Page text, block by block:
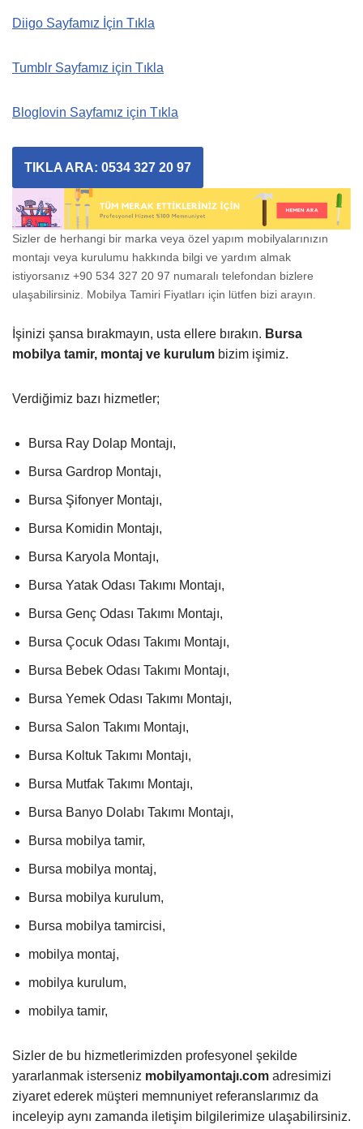
Diigo Sayfamız İçin Tıkla
Tumblr Sayfamız için Tıkla
Bloglovin Sayfamız için Tıkla
TIKLA ARA: 0534 327 20 97
Sizler de herhangi bir marka veya özel yapım mobilyalarınızın
montajı veya kurulumu hakkında bilgi ve yardım almak
istiyorsanız +90 534 327 20 97 numaralı telefondan bizlere
ulaşabilirsiniz. Mobilya Tamiri Fiyatları için lütfen bizi arayın.
İşinizi şansa bırakmayın, usta ellere bırakın. Bursa
mobilya tamir, montaj ve kurulum bizim işimiz.
Verdiğimiz bazı hizmetler;
Bursa Ray Dolap Montajı,
Bursa Gardrop Montajı,
Bursa Şifonyer Montajı,
Bursa Komidin Montajı,
Bursa Karyola Montajı,
Bursa Yatak Odası Takımı Montajı,
Bursa Genç Odası Takımı Montajı,
Bursa Çocuk Odası Takımı Montajı,
Bursa Bebek Odası Takımı Montajı,
Bursa Yemek Odası Takımı Montajı,
Bursa Salon Takımı Montajı,
Bursa Koltuk Takımı Montajı,
Bursa Mutfak Takımı Montajı,
Bursa Banyo Dolabı Takımı Montajı,
Bursa mobilya tamir,
Bursa mobilya montaj,
Bursa mobilya kurulum,
Bursa mobilya tamircisi,
mobilya montaj,
mobilya kurulum,
mobilya tamir,
Sizler de bu hizmetlerimizden profesyonel şekilde
yararlanmak isterseniz mobilyamontajı.com adresimizi
ziyaret ederek müşteri memnuniyet referanslarımız da
inceleyip aynı zamanda iletişim bilgilerimize ulaşabilirsiniz.